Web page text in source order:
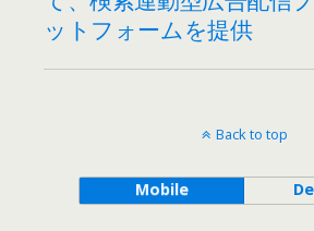
ットフォームを提供
Back to top
Mobile